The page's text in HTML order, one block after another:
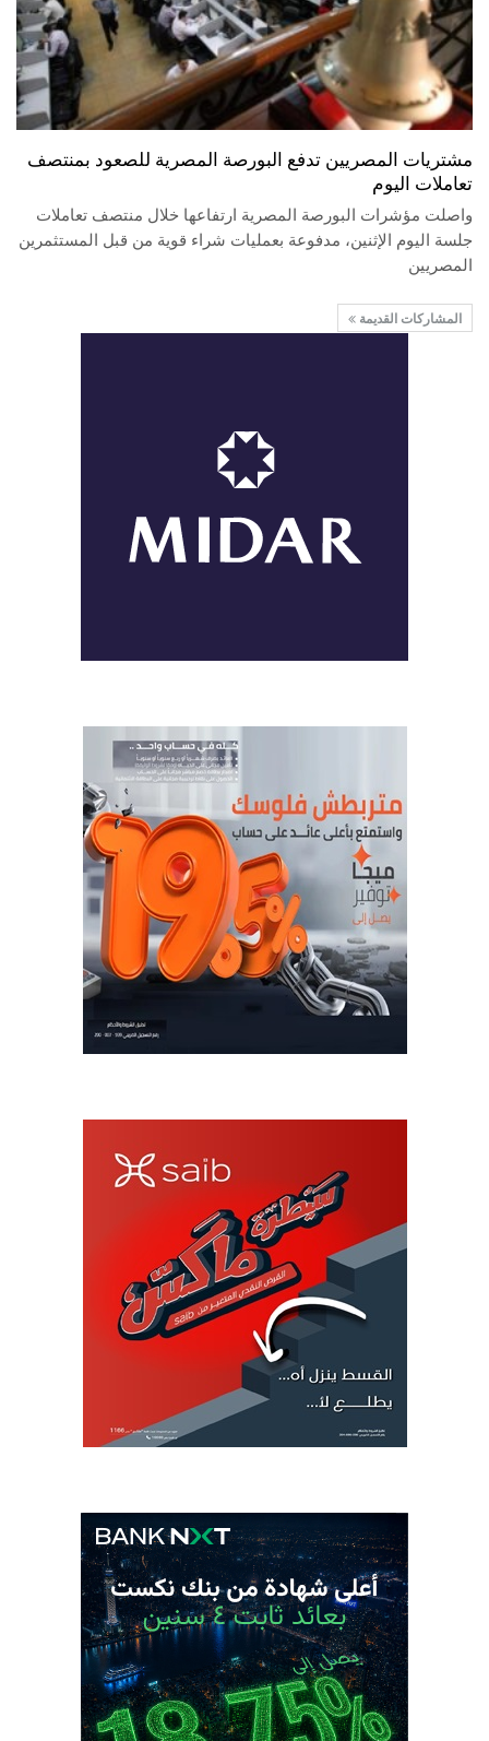
مشتريات المصريين تدفع البورصة المصرية للصعود بمنتصف
تعاملات اليوم
واصلت مؤشرات البورصة المصرية ارتفاعها خلال منتصف تعاملات
جلسة اليوم الإثنين، مدفوعة بعمليات شراء قوية من قبل المستثمرين
المصريين
المشاركات القديمة